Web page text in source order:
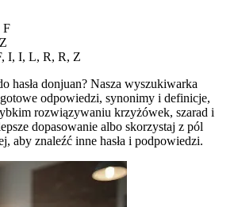
F
I, I, L, R, R, Z
hasła donjuan? Nasza wyszukiwarka
odpowiedzi, synonimy i definicje,
rozwiązywaniu krzyżówek, szarad i
dopasowanie albo skorzystaj z pól
aby znaleźć inne hasła i podpowiedzi.